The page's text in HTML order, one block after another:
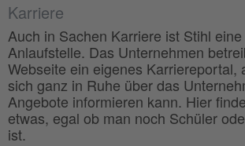
Karriere
Auch in Sachen Karriere ist Stihl
Anlaufstelle. Das Unternehmen
Webseite ein eigenes Karriereportal,
sich ganz in Ruhe über das
Angebote informieren kann. Hier
etwas, egal ob man noch Schüler
ist.